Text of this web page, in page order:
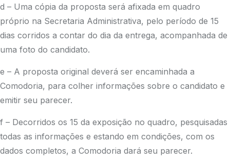
d – Uma cópia da proposta será afixada em quadro
próprio na Secretaria Administrativa, pelo período de 15
dias corridos a contar do dia da entrega, acompanhada de
uma foto do candidato.
e – A proposta original deverá ser encaminhada a
Comodoria, para colher informações sobre o candidato e
emitir seu parecer.
f – Decorridos os 15 da exposição no quadro, pesquisadas
todas as informações e estando em condições, com os
dados completos, a Comodoria dará seu parecer.